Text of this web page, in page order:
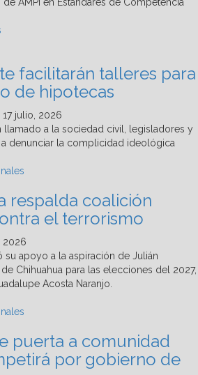
facilitarán talleres para
de hipotecas
17 julio, 2026
respalda coalición
el terrorismo
2026
puerta a comunidad
por gobierno de